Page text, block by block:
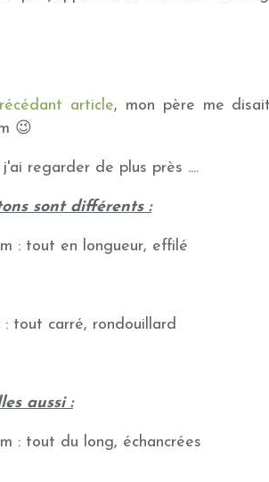
article, mon père me
😉
regarder de plus près ....
sont différents :
: tout en longueur, effilé
: tout carré, rondouillard
aussi :
: tout du long, échancrées